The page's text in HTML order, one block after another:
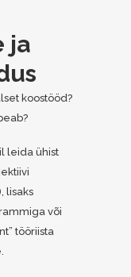
ja
koostööd?
leida ühist
lisaks
või
tööriista